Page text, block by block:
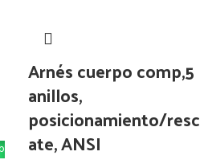
Arnés cuerpo comp,5
anillos,
posicionamiento/resc
ate, ANSI